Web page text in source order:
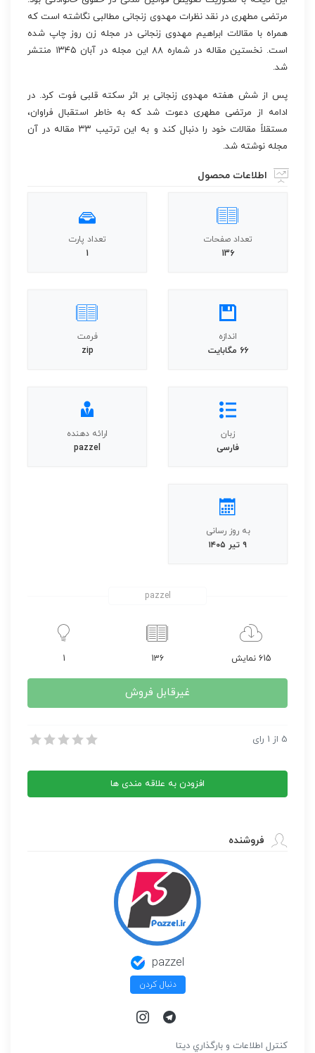
مرتضی مطهری در نقد نظرات مهدوی زنجانی مطالبی نگاشته است که
همراه با مقالات ابراهیم مهدوی زنجانی در مجله زن روز چاپ شده
است. نخستین مقاله در شماره ۸۸ این مجله در آبان ۱۳۴۵ منتشر
شد.
پس از شش هفته مهدوی زنجانی بر اثر سکته قلبی فوت کرد. در
ادامه از مرتضی مطهری دعوت شد که به خاطر استقبال فراوان،
مستقلاً مقالات خود را دنبال کند و به این ترتیب ۳۳ مقاله در آن
مجله نوشته شد.
اطلاعات محصول
تعداد صفحات
136
تعداد پارت
1
اندازه
66 مگابایت
فرمت
zip
زبان
فارسی
ارائه دهنده
pazzel
به روز رسانی
۹ تیر ۱۴۰۵
pazzel
615 نمایش 136
1
غیرقابل فروش
دانلود مجله زن روز 1357/04/10 شماره 686
5 از 1 رای
افزودن به علاقه مندی ها
فروشنده
pazzel
دنبال کردن
كنترل اطلاعات و بارگذاري ديتا